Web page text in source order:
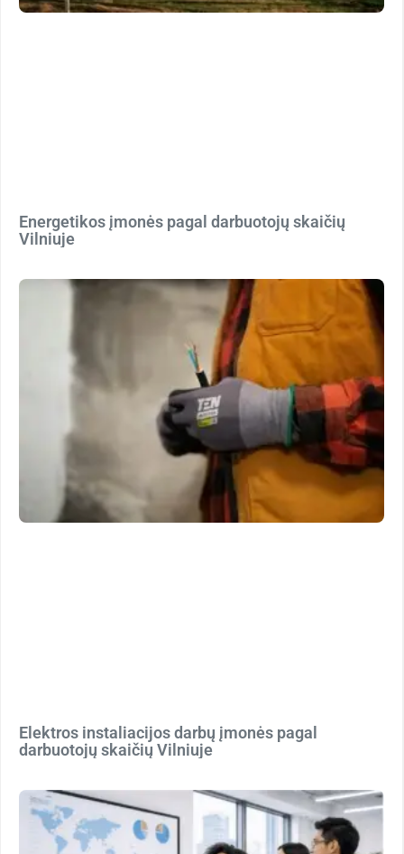
Energetikos įmonės pagal darbuotojų skaičių
Vilniuje
Elektros instaliacijos darbų įmonės pagal
darbuotojų skaičių Vilniuje